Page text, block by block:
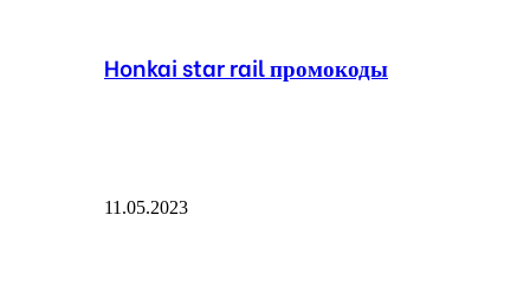
Honkai star rail промокоды
11.05.2023